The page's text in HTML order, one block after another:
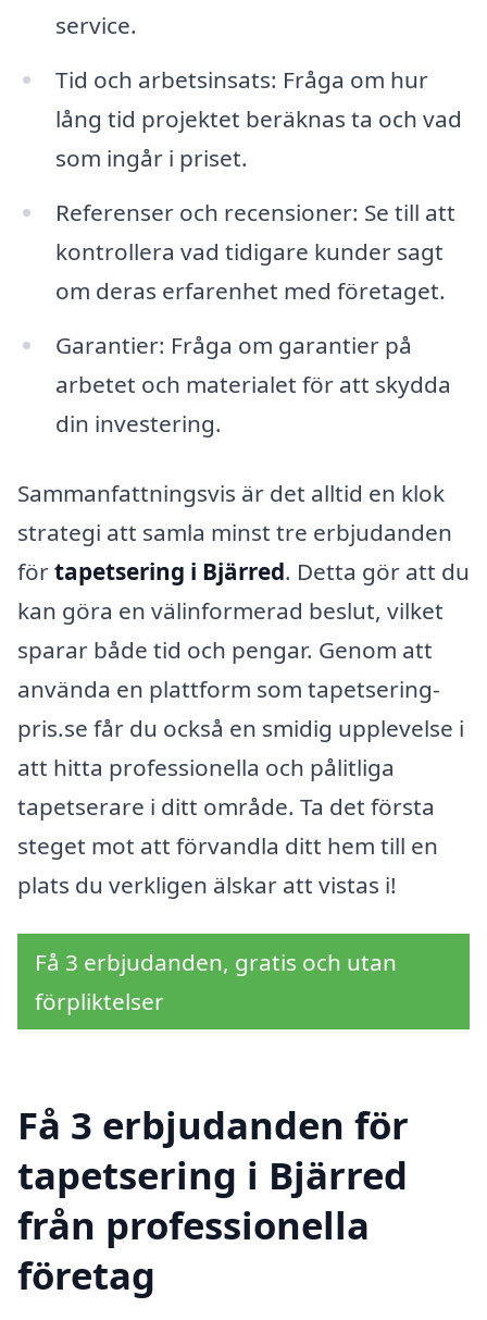
service.
Tid och arbetsinsats: Fråga om hur
lång tid projektet beräknas ta och vad
som ingår i priset.
Referenser och recensioner: Se till att
kontrollera vad tidigare kunder sagt
om deras erfarenhet med företaget.
Garantier: Fråga om garantier på
arbetet och materialet för att skydda
din investering.
Sammanfattningsvis är det alltid en klok
strategi att samla minst tre erbjudanden
förtapetsering i Bjärred. Detta gör att du
kan göra en välinformerad beslut, vilket
sparar både tid och pengar. Genom att
använda en plattform som tapetsering-
pris.se får du också en smidig upplevelse i
att hitta professionella och pålitliga
tapetserare i ditt område. Ta det första
steget mot att förvandla ditt hem till en
plats du verkligen älskar att vistas i!
Få 3 erbjudanden, gratis och utan
förpliktelser
Få 3 erbjudanden för
tapetsering i Bjärred
från professionella
företag